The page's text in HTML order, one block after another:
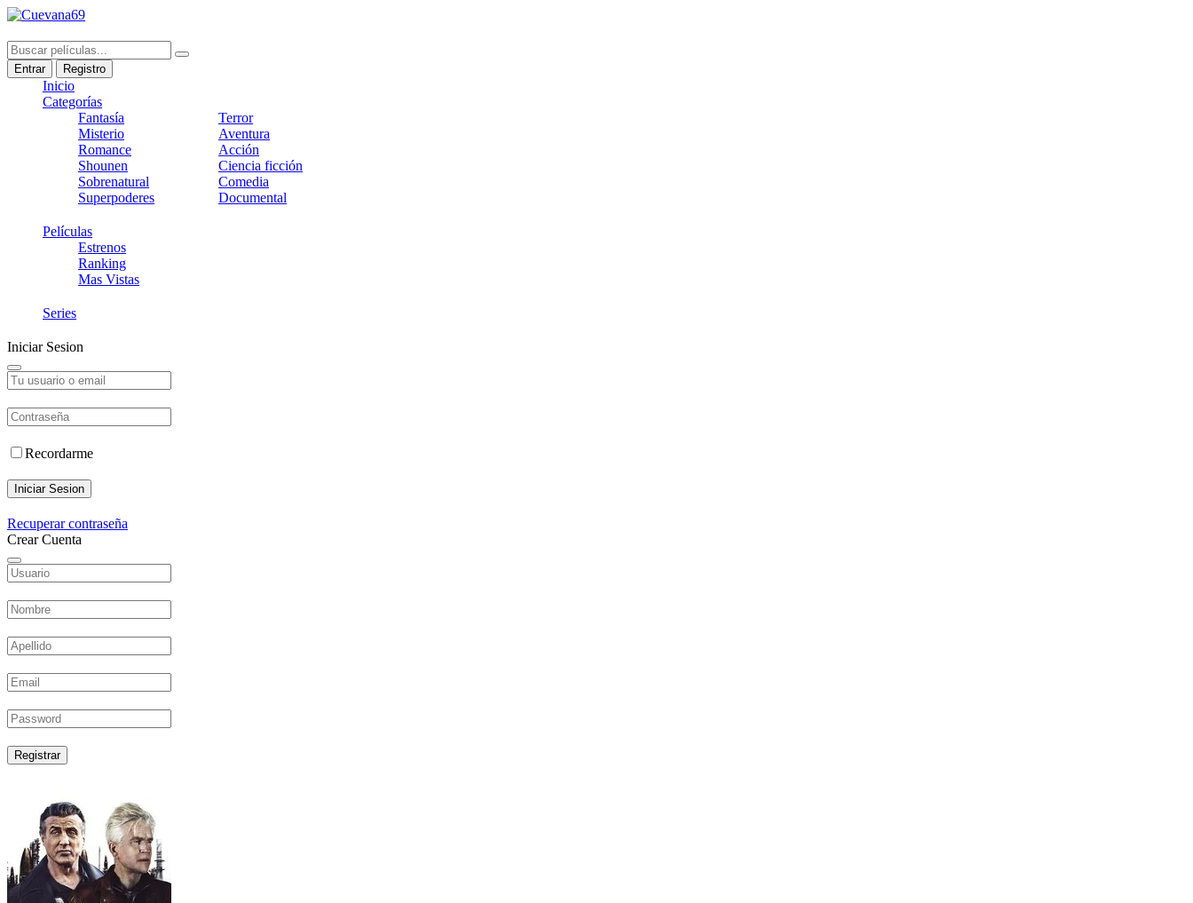
Entrar Registro
Inicio
Categorías
Fantasía
Misterio
Romance
Shounen
Sobrenatural
Superpoderes
Terror
Aventura
Acción
Ciencia ficción
Comedia
Documental
Películas
Estrenos
Ranking
Mas Vistas
Series
Iniciar Sesion
Recordarme
Iniciar Sesion
Recuperar contraseña
Crear Cuenta
Registrar